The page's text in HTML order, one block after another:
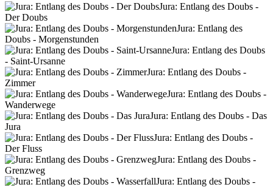
Jura: Entlang des Doubs -
Der Doubs
Jura: Entlang des
Doubs - Morgenstunden
Jura: Entlang des Doubs
- Saint-Ursanne
Jura: Entlang des Doubs -
Zimmer
Jura: Entlang des Doubs -
Wanderwege
Jura: Entlang des Doubs - Das
Jura
Jura: Entlang des Doubs -
Der Fluss
Jura: Entlang des Doubs -
Grenzweg
Jura: Entlang des Doubs -